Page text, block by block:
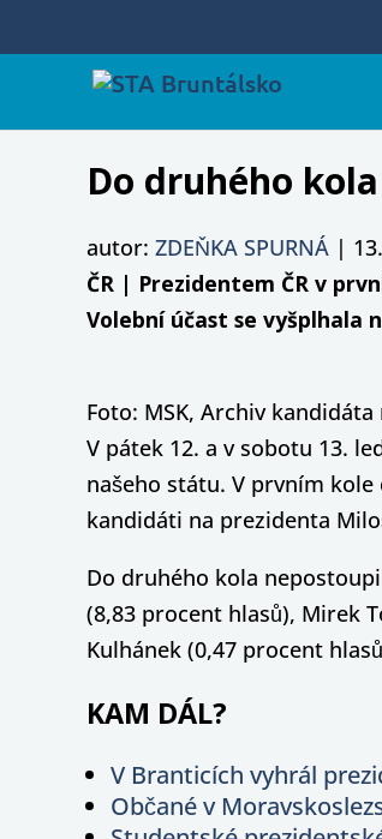
Do druhého
autor: ZDEŇKA SPURNÁ |
ČR | Prezidentem ČR v
Volební účast se vyšplhala
Foto: MSK, Archiv
V pátek 12. a v sobotu 13.
našeho státu. V prvním
kandidáti na prezidenta
Do druhého kola
(8,83 procent hlasů), Mirek
Kulhánek (0,47 procent
KAM DÁL?
V Branticích vyhrál
Občané v